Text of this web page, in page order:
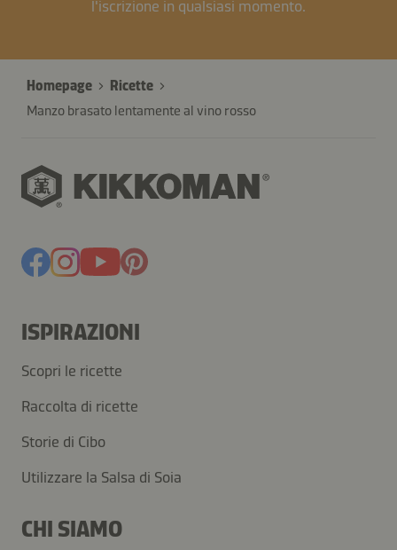
l'iscrizione in qualsiasi momento.
Homepage
Ricette
Manzo brasato lentamente al vino rosso
ISPIRAZIONI
Scopri le ricette
Raccolta di ricette
Storie di Cibo
Utilizzare la Salsa di Soia
CHI SIAMO